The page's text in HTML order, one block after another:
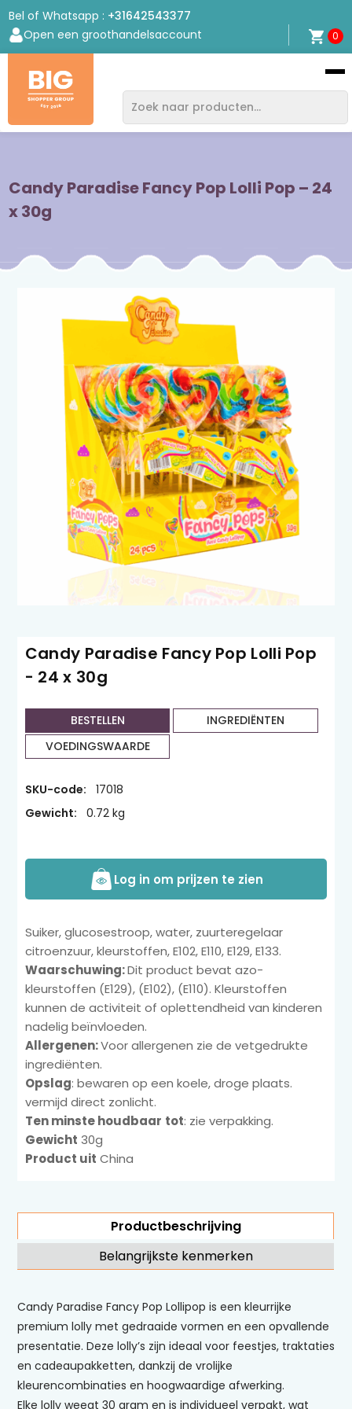
Bel of Whatsapp : +31642543377
Open een groothandelsaccount
0
Bigshopper
Group
Candy Paradise Fancy Pop Lolli Pop – 24
x 30g
Candy Paradise Fancy Pop Lolli Pop
- 24 x 30g
BESTELLEN
INGREDIËNTEN
VOEDINGSWAARDE
SKU-code:
17018
Gewicht:
0.72 kg
Log in om prijzen te zien
Suiker, glucosestroop, water, zuurteregelaar
citroenzuur, kleurstoffen, E102, E110, E129, E133.
Waarschuwing:Dit product bevat azo-
kleurstoffen (E129), (E102), (E110). Kleurstoffen
kunnen de activiteit of oplettendheid van kinderen
nadelig beïnvloeden.
Allergenen:Voor allergenen zie de vetgedrukte
ingrediënten.
Opslag: bewaren op een koele, droge plaats.
vermijd direct zonlicht.
Ten minste houdbaar tot: zie verpakking.
Gewicht 30g
Product uit China
Productbeschrijving
Candy Paradise Fancy Pop Lollipop is een kleurrijke
premium lolly met gedraaide vormen en een opvallende
presentatie. Deze lolly’s zijn ideaal voor feestjes, traktaties
en cadeaupakketten, dankzij de vrolijke
kleurencombinaties en hoogwaardige afwerking.
Elke lolly weegt 30 gram en is individueel verpakt, wat
Belangrijkste kenmerken